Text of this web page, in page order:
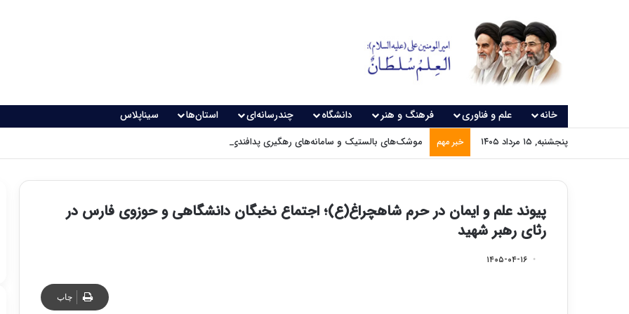
خانه علم و فناوری فرهنگ و هنر دانشگاه چندرسانه‌ای استان‌ها سیناپلاس
پنجشنبه, ۱۵ مرداد ۱۴۰۵ خبر مهم موشک‌های بالستیک و سامانه‌های رهگیری پدافندی چگونه کار می کنند؟
پیوند علم و ایمان در حرم شاهچراغ(ع)؛ اجتماع نخبگان دانشگاهی و حوزوی فارس در
رثای رهبر شهید
۱۴۰۵-۰۴-۱۶
چاپ